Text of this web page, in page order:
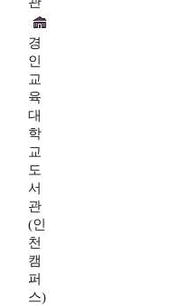
경
인
교
육
대
학
교
도
서
관
(인
천
캠
퍼
스)